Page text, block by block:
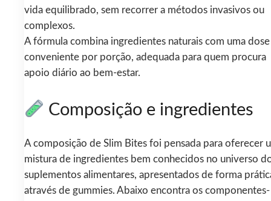
vida equilibrado, sem recorrer a métodos invasivos ou
complexos.
A fórmula combina ingredientes naturais com uma dose
conveniente por porção, adequada para quem procura
apoio diário ao bem-estar.
Composição e ingredientes
A composição de Slim Bites foi pensada para oferecer
mistura de ingredientes bem conhecidos no universo
suplementos alimentares, apresentados de forma
através de gummies. Abaixo encontra os componentes-